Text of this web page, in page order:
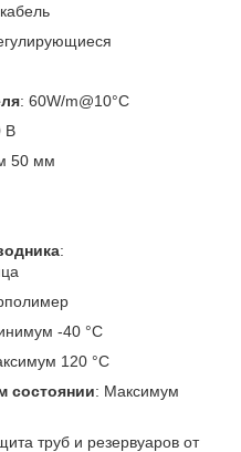
: 60W/m@10°C
В
50 мм
:
-40 °C
120 °C
состоянии: Максимум
труб и резервуаров от